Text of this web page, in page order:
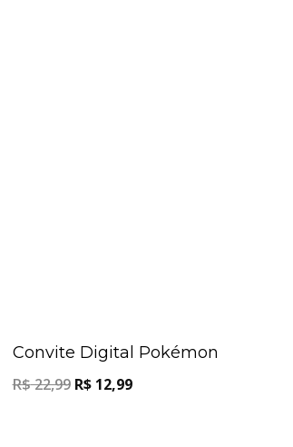
Convite Digital Pokémon
R$22,99 R$12,99